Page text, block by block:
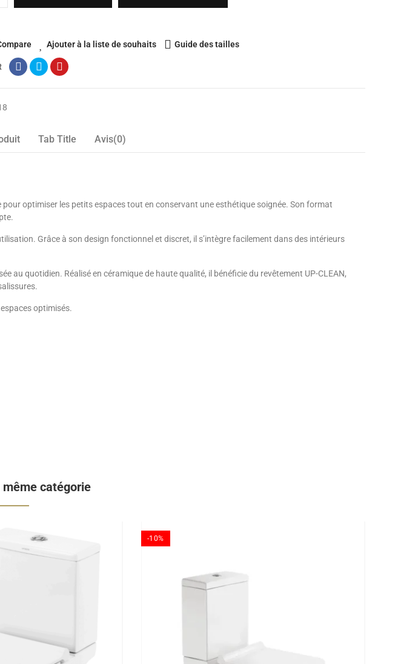
Ajouter à la liste de souhaits Guide des tailles
Tab Title Avis(0)
optimiser les petits espaces tout en conservant une esthétique soignée. Son format
Grâce à son design fonctionnel et discret, il s’intègre facilement dans des intérieurs
au quotidien. Réalisé en céramique de haute qualité, il bénéficie du revêtement UP-CLEAN,
optimisés.
catégorie
-10%